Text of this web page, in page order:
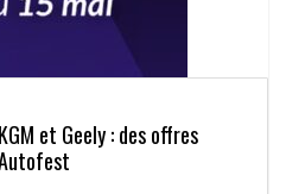
et Geely : des offres